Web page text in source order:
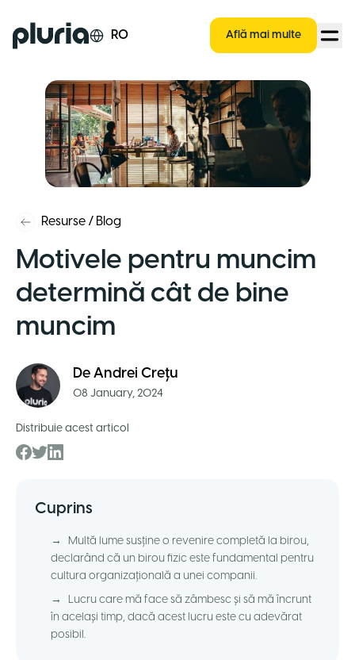
Logo Pluria RO Află mai multe
Resurse / Blog
Motivele pentru muncim
determină cât de bine
muncim
De Andrei Crețu
08 January, 2024
Distribuie acest articol
Cuprins
→
Multă lume susține o revenire completă la birou,
declarând că un birou fizic este fundamental pentru
cultura organizațională a unei companii.
→
Lucru care mă face să zâmbesc și să mă încrunt
în același timp, dacă acest lucru este cu adevărat
posibil.